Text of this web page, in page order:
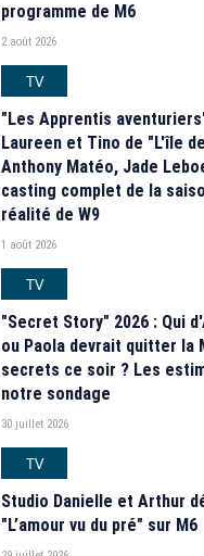
programme de M6
2 août 2026
TV
"Les Apprentis
Laureen et Tino de "L'île
Anthony Matéo, Jade
casting complet de la
réalité de W9
1 août 2026
TV
"Secret Story" 2026 : Qui
ou Paola devrait quitter la
secrets ce soir ? Les
notre sondage
30 juillet 2026
TV
Studio Danielle et Arthur
"L’amour vu du pré" sur M6